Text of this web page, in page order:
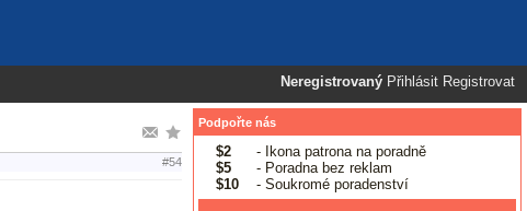
Neregistrovaný Přihlásit Registrovat
#54
Podpořte nás
$2
- Ikona patrona na poradně
$5
- Poradna bez reklam
$10
- Soukromé poradenství